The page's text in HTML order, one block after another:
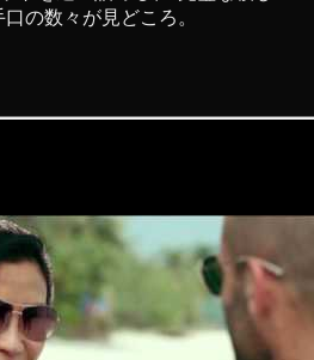
の数々が見どころ。